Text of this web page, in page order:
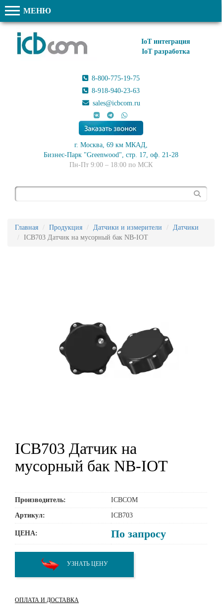
МЕНЮ
IoT интеграция
IoT разработка
8-800-775-19-75
8-918-940-23-63
sales@icbcom.ru
г. Москва, 69 км МКАД,
Бизнес-Парк "Greenwood", стр. 17, оф. 21-28
Пн-Пт 9:00 – 18:00 по МСК
Главная Продукция Датчики и измерители
Датчики
ICB703 Датчик на мусорный бак NB-IOT
ICB703 Датчик на
мусорный бак NB-IOT
Производитель: ICBCOM
Артикул: ICB703
ЦЕНА: По запросу
УЗНАТЬ ЦЕНУ
ОПЛАТА И ДОСТАВКА